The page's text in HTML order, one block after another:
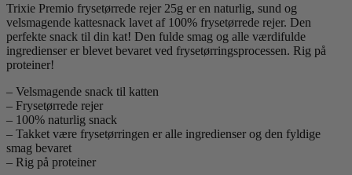
Trixie Premio frysetørrede rejer 25g er en naturlig, sund og
velsmagende kattesnack lavet af 100% frysetørrede rejer. Den
perfekte snack til din kat! Den fulde smag og alle værdifulde
ingredienser er blevet bevaret ved frysetørringsprocessen. Rig på
proteiner!
– Velsmagende snack til katten
– Frysetørrede rejer
– 100% naturlig snack
– Takket være frysetørringen er alle ingredienser og den fyldige
smag bevaret
– Rig på proteiner